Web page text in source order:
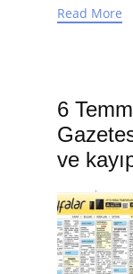
Read More
6
ve